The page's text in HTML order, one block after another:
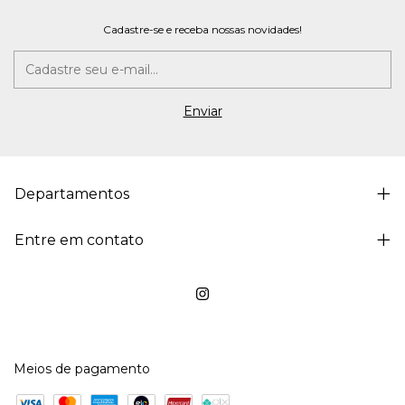
Cadastre-se e receba nossas novidades!
Departamentos
Entre em contato
Meios de pagamento